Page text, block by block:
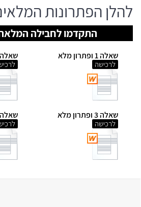
להלן הפתרונות
התקדמו לחבילה
שאלה 1 ופתרון מלא
לרכישה
שאלה 2 ופתרון
שאלה 3 ופתרון מלא
לרכישה
שאלה 4 ופתרון